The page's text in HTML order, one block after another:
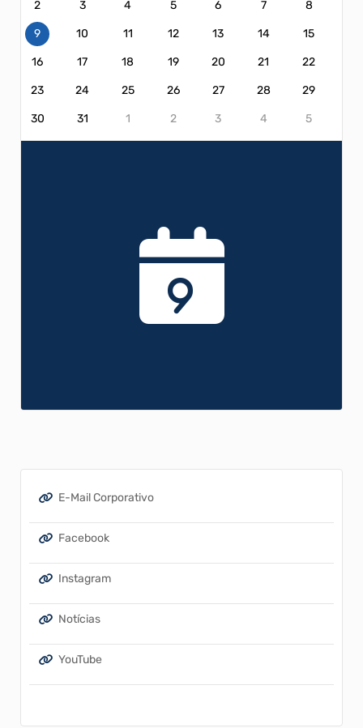
2 3 4 5 6 7 8
9 10 11 12 13 14 15
16 17 18 19 20 21 22
23 24 25 26 27 28 29
30 31 1 2 3 4 5
9
E-Mail Corporativo
Facebook
Instagram
Notícias
YouTube